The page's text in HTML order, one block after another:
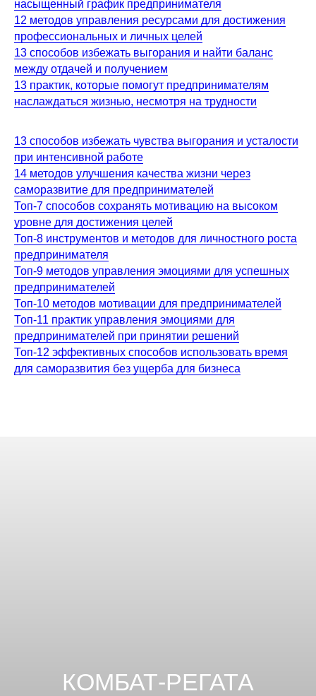
насыщенный график предпринимателя
12 методов управления ресурсами для достижения
профессиональных и личных целей
13 способов избежать выгорания и найти баланс
между отдачей и получением
13 практик, которые помогут предпринимателям
наслаждаться жизнью, несмотря на трудности
13 способов избежать чувства выгорания и усталости
при интенсивной работе
14 методов улучшения качества жизни через
саморазвитие для предпринимателей
Топ-7 способов сохранять мотивацию на высоком
уровне для достижения целей
Топ-8 инструментов и методов для личностного роста
предпринимателя
Топ-9 методов управления эмоциями для успешных
предпринимателей
Топ-10 методов мотивации для предпринимателей
Топ-11 практик управления эмоциями для
предпринимателей при принятии решений
Топ-12 эффективных способов использовать время
для саморазвития без ущерба для бизнеса
КОМБАТ-РЕГАТА